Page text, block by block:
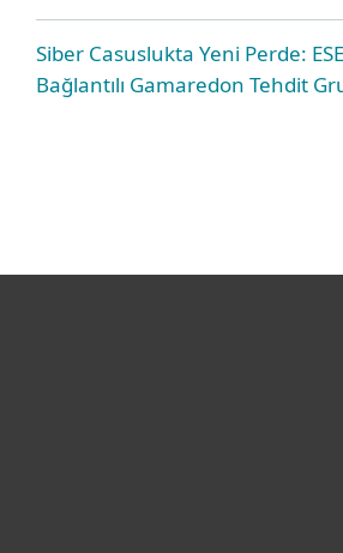
Siber Casuslukta Yeni Perde:
Bağlantılı Gamaredon Tehdit